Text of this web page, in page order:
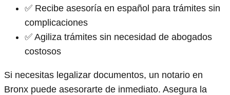
✅ Recibe asesoría en español para trámites sin
complicaciones
✅ Agiliza trámites sin necesidad de abogados
costosos
Si necesitas legalizar documentos, un notario en
Bronx puede asesorarte de inmediato. Asegura la